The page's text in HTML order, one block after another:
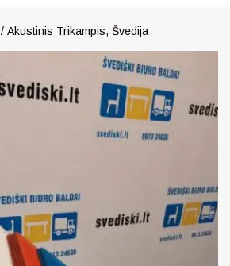
/ Akustinis Trikampis, Švedija